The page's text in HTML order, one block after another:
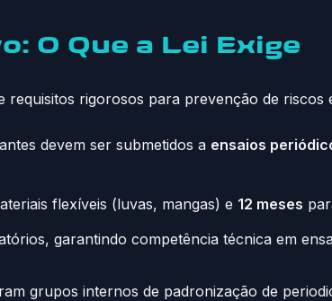
O Que a Lei Exige
requisitos rigorosos para prevenção de riscos
devem ser submetidos a ensaios
flexíveis (luvas, mangas) e 12 meses
garantindo competência técnica em
grupos internos de padronização de